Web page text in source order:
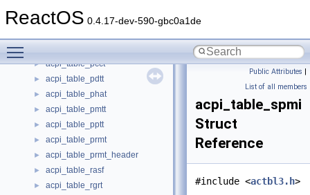
ReactOS 0.4.17-dev-590-gbc0a1de
► acpi_table_nfit
► acpi_table_pcct
► acpi_table_pdtt
► acpi_table_phat
► acpi_table_pmtt
► acpi_table_pptt
► acpi_table_prmt
► acpi_table_prmt_header
► acpi_table_rasf
► acpi_table_rgrt
Public Attributes |
List of all members
acpi_table_spmi
Struct
Reference
#include <actbl3.h>